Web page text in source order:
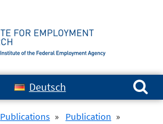
Deutsch
Search for:
Publications » Publication »